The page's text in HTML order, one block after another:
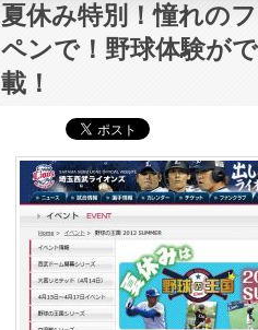
夏休み特別！憧れの
ペンで！野球体験が
載！